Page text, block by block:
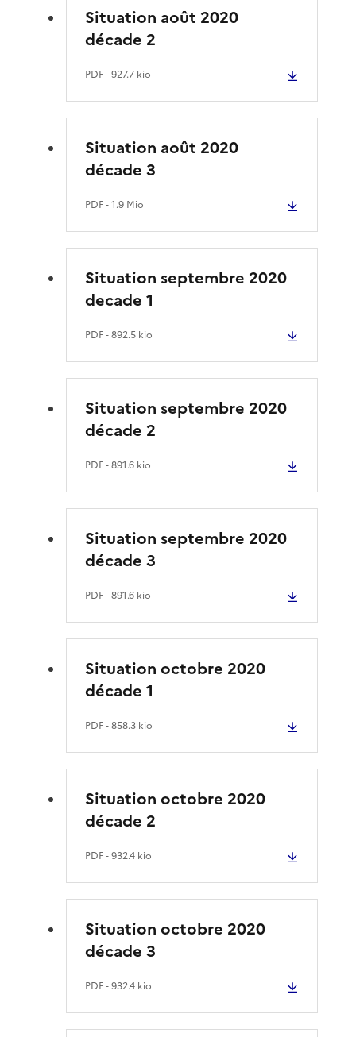
Situation août 2020
décade 2
PDF- 927.7 kio
Situation août 2020
décade 3
PDF- 1.9 Mio
Situation septembre 2020
decade 1
PDF- 892.5 kio
Situation septembre 2020
décade 2
PDF- 891.6 kio
Situation septembre 2020
décade 3
PDF- 891.6 kio
Situation octobre 2020
décade 1
PDF- 858.3 kio
Situation octobre 2020
décade 2
PDF- 932.4 kio
Situation octobre 2020
décade 3
PDF- 932.4 kio